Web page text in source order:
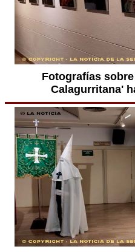
Fotografías
Calagurritana'